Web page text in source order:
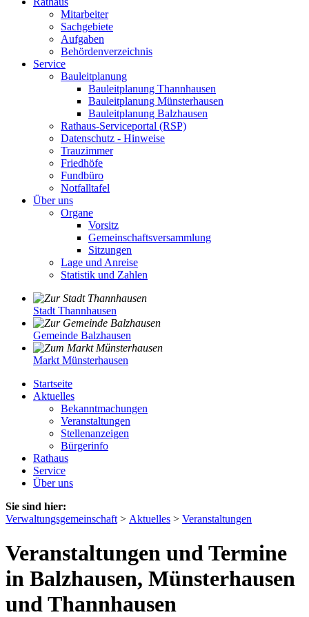
Mitarbeiter
Sachgebiete
Aufgaben
Behördenverzeichnis
Service
Bauleitplanung
Bauleitplanung Thannhausen
Bauleitplanung Münsterhausen
Bauleitplanung Balzhausen
Rathaus-Serviceportal (RSP)
Datenschutz - Hinweise
Trauzimmer
Friedhöfe
Fundbüro
Notfalltafel
Über uns
Organe
Vorsitz
Gemeinschaftsversammlung
Sitzungen
Lage und Anreise
Statistik und Zahlen
Stadt Thannhausen
Gemeinde Balzhausen
Markt Münsterhausen
Startseite
Aktuelles
Bekanntmachungen
Veranstaltungen
Stellenanzeigen
Bürgerinfo
Rathaus
Service
Über uns
Sie sind hier:
Verwaltungsgemeinschaft > Aktuelles > Veranstaltungen
Veranstaltungen und Termine
in Balzhausen, Münsterhausen
und Thannhausen